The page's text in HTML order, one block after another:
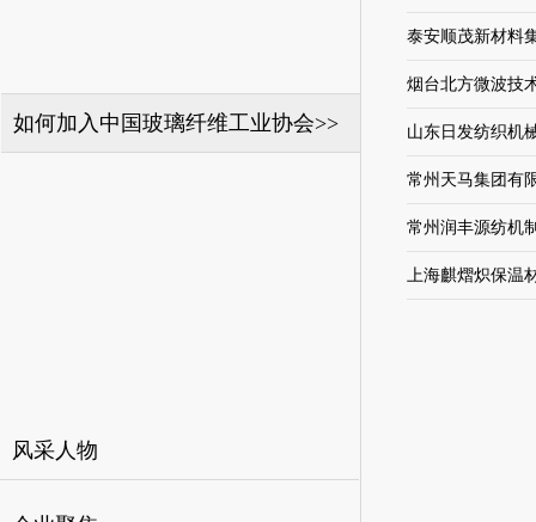
泰安顺茂新材料
烟台北方微波技
山东日发纺织机
常州天马集团有
常州润丰源纺机
上海麒熠炽保温
如何加入中国玻璃纤维工业协会>>
风采人物